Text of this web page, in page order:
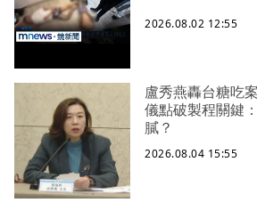
2026.08.02 12:55
盧秀燕轟台糖吃
儀點破製程關鍵
膩？
2026.08.04 15:55